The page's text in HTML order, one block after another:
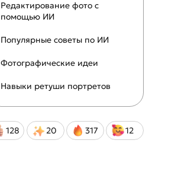
Редактирование фото с
помощью ИИ
Популярные советы по ИИ
Фотографические идеи
Навыки ретуши портретов
128 20 317 12